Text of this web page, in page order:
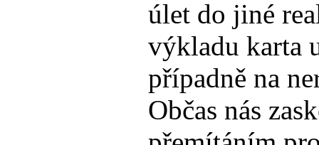
úlet do jiné
výkladu karta
případně na
Občas nás